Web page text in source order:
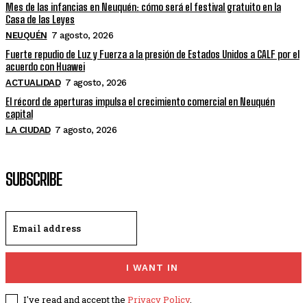
Mes de las infancias en Neuquén: cómo será el festival gratuito en la
Casa de las Leyes
NEUQUÉN 7 agosto, 2026
Fuerte repudio de Luz y Fuerza a la presión de Estados Unidos a CALF por el
acuerdo con Huawei
ACTUALIDAD 7 agosto, 2026
El récord de aperturas impulsa el crecimiento comercial en Neuquén
capital
LA CIUDAD 7 agosto, 2026
SUBSCRIBE
I WANT IN
I've read and accept the Privacy Policy.